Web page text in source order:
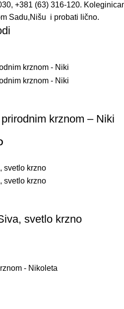
+381 (63) 316-120.
Sadu,Nišu i probati lično.
krznom – Niki
svetlo krzno